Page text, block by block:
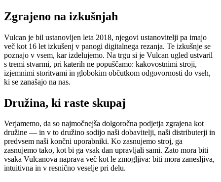
Zgrajeno na izkušnjah
Vulcan je bil ustanovljen leta 2018, njegovi ustanovitelji pa imajo
več kot 16 let izkušenj v panogi digitalnega rezanja. Te izkušnje se
poznajo v vsem, kar izdelujemo. Na trgu si je Vulcan ugled ustvaril
s tremi stvarmi, pri katerih ne popuščamo: kakovostnimi stroji,
izjemnimi storitvami in globokim občutkom odgovornosti do vseh,
ki se zanašajo na nas.
Družina, ki raste skupaj
Verjamemo, da so najmočnejša dolgoročna podjetja zgrajena kot
družine — in v to družino sodijo naši dobavitelji, naši distributerji in
predvsem naši končni uporabniki. Ko zasnujemo stroj, ga
zasnujemo tako, kot bi ga vsak dan upravljali sami. Zato mora biti
vsaka Vulcanova naprava več kot le zmogljiva: biti mora zanesljiva,
intuitivna in v resnično veselje pri delu.